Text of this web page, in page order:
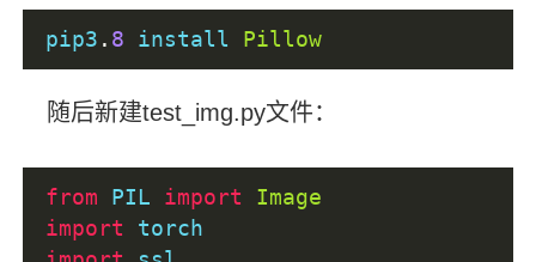
pip3 . 8 install Pillow
随后新建test_img.py文件：
from PIL import
Image
import torch